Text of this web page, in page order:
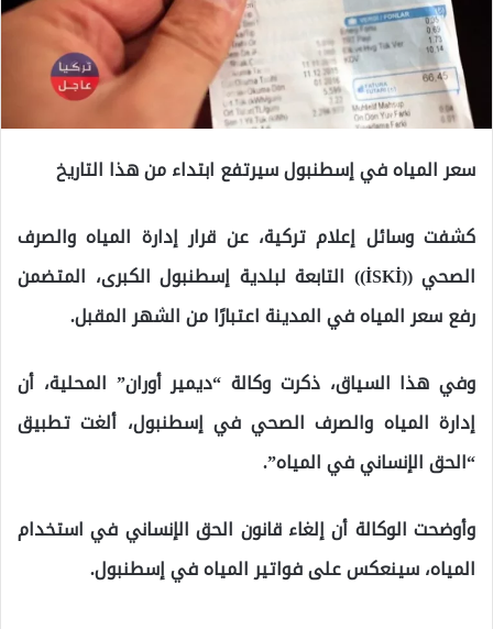
سعر المياه في إسطنبول سيرتفع ابتداء من هذا التاريخ
كشفت وسائل إعلام تركية، عن قرار إدارة المياه والصرف
الصحي ((İSKİ)) التابعة لبلدية إسطنبول الكبرى، المتضمن
رفع سعر المياه في المدينة اعتبارًا من الشهر المقبل.
وفي هذا السياق، ذكرت وكالة “ديمير أوران” المحلية، أن
إدارة المياه والصرف الصحي في إسطنبول، ألغت تطبيق
“الحق الإنساني في المياه”.
وأوضحت الوكالة أن إلغاء قانون الحق الإنساني في استخدام
المياه، سينعكس على فواتير المياه في إسطنبول.